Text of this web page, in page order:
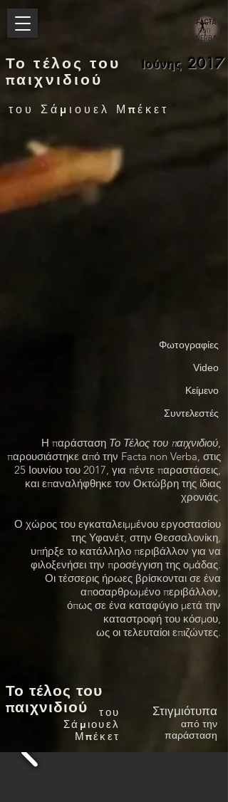
Το τέλος του
παιχνιδιού
Ιούνης 2017
του Σάμιουελ Μπέκετ
Φωτογραφίες
Video
Κείμενο
Συντελεστές
Η παράσταση Το Τέλος του παιχνιδιού,
παρουσιάστηκε από την Facta non Verba, στις
25 Ιουνίου του 2017, για πέντε παραστάσεις,
και επαναλήφθηκε τον Οκτώβρη της ίδιας
χρονιάς.
Ο χώρος του εγκαταλειμμένου εργοστασίου
της Υφανέτ, στην Θεσσαλονίκη,
υπήρξε το κατάλληλο περιβάλλον για να
φιλοξενήσει την προσέγγιση της ομάδας.
Οι τέσσερις ήρωες βρίσκονται σε ένα
αποσαρθρωμένο περιβάλλον,
όπως σε ένα καταφύγιο μετά την
καταστροφή του κόσμου,
ως οι τελευταίοι επιζώντες.
Στιγμιότυπα
από την
παράσταση
Το τέλος του
παιχνιδιού
του
Σάμιουελ
Μπέκετ